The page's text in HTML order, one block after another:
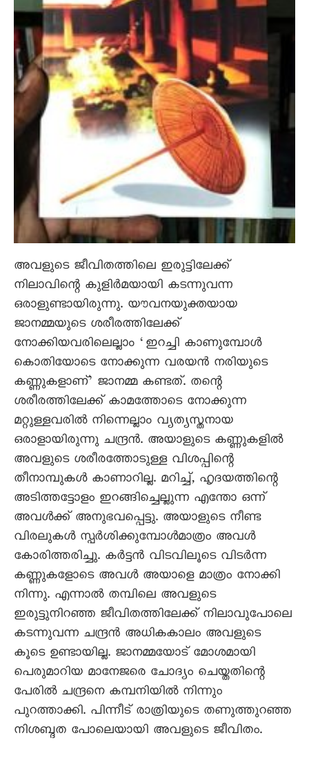
അവളുടെ ജീവിതത്തിലെ ഇരുട്ടിലേക്ക്
നിലാവിന്റെ കുളിർമയായി കടന്നുവന്ന
ഒരാളുണ്ടായിരുന്നു. യൗവനയുക്തയായ
ജാനമ്മയുടെ ശരീരത്തിലേക്ക്
നോക്കിയവരിലെല്ലാം ‘ഇറച്ചി കാണുമ്പോൾ
കൊതിയോടെ നോക്കുന്ന വരയൻ നരിയുടെ
കണ്ണുകളാണ്’ ജാനമ്മ കണ്ടത്. തന്റെ
ശരീരത്തിലേക്ക് കാമത്തോടെ നോക്കുന്ന
മറ്റുള്ളവരിൽ നിന്നെല്ലാം വ്യത്യസ്തനായ
ഒരാളായിരുന്നു ചന്ദ്രൻ. അയാളുടെ കണ്ണുകളിൽ
അവളുടെ ശരീരത്തോടുള്ള വിശപ്പിന്റെ
തീനാമ്പുകൾ കാണാറില്ല. മറിച്ച്, ഹൃദയത്തിന്റെ
അടിത്തട്ടോളം ഇറങ്ങിച്ചെല്ലുന്ന എന്തോ ഒന്ന്
അവൾക്ക് അനുഭവപ്പെട്ടു. അയാളുടെ നീണ്ട
വിരലുകൾ സ്പർശിക്കുമ്പോൾമാത്രം അവൾ
കോരിത്തരിച്ചു. കർട്ടൻ വിടവിലൂടെ വിടർന്ന
കണ്ണുകളോടെ അവൾ അയാളെ മാത്രം നോക്കി
നിന്നു. എന്നാൽ തമ്പിലെ അവളുടെ
ഇരുട്ടുനിറഞ്ഞ ജീവിതത്തിലേക്ക് നിലാവുപോലെ
കടന്നുവന്ന ചന്ദ്രൻ അധികകാലം അവളുടെ
കൂടെ ഉണ്ടായില്ല. ജാനമ്മയോട് മോശമായി
പെരുമാറിയ മാനേജരെ ചോദ്യം ചെയ്തതിന്റെ
പേരിൽ ചന്ദ്രനെ കമ്പനിയിൽ നിന്നും
പുറത്താക്കി. പിന്നീട് രാത്രിയുടെ തണുത്തുറഞ്ഞ
നിശബ്ദത പോലെയായി അവളുടെ ജീവിതം.